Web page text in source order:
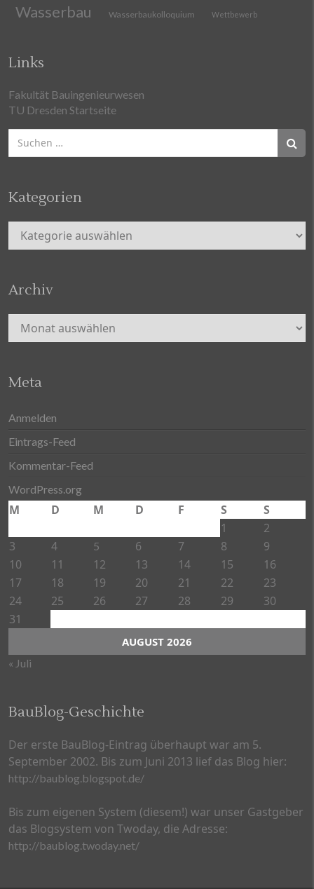
Wasserbau Wasserbaukolloquium Wettbewerb
Links
Fakultät Bauingenieurwesen
TU Dresden Startseite
Suchen
nach:
Kategorien
Kategorien
Archiv
Archiv
Meta
Anmelden
Eintrags-Feed
Kommentar-Feed
WordPress.org
AUGUST 2026
M D M D F S
S
1
2
3
4 5 6 7 8
9
10
11 12 13 14 15
16
17
18 19 20 21 22
23
24
25 26 27 28 29
30
31
« Juli
BauBlog-Geschichte
Der erste BauBlog-Eintrag überhaupt war am 5.
September 2002. Bis zum Juni 2013 lief das Blog hier:
http://baublog.blogspot.de/
Bis zum eigenen System (diesem!) war unser Gastgeber
das Blogsystem von Twoday, die Adresse:
http://baublog.twoday.net/